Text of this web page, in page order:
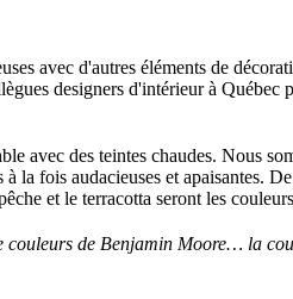
avec d'autres éléments de
designers d'intérieur à
avec des teintes chaudes. Nous
la fois audacieuses et apaisantes.
et le terracotta seront les
couleurs de Benjamin Moore… la